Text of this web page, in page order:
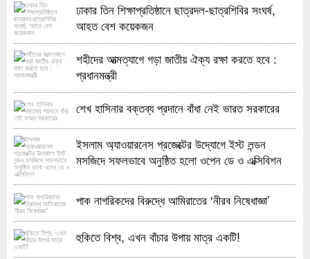
ঢাকার তিন শিক্ষাপ্রতিষ্ঠানে ছাত্রদল-ছাত্রশিবির সংঘর্ষ,
আহত বেশ কয়েকজন
শহীদের আত্মত্যাগে গড়া জাতীয় ঐক্য রক্ষা করতে হবে :
প্রধানমন্ত্রী
শেখ হাসিনার বক্তব্য প্রদানে বাঁধা নেই ভারত সরকারের
ইসলাম অ্যাওয়ারনেস প্রজেক্টের উদ্যোগে ইস্ট লন্ডন
মসজিদে সফলভাবে অনুষ্ঠিত হলো ওপেন ডে ও এক্সিবিশন
পাক নাগরিকদের বিরুদ্ধে আমিরাতের ‘নীরব নিষেধাজ্ঞা’
হুকিতে বিশ্ব, এখন বাঁচার উপায় মাত্র একটি!